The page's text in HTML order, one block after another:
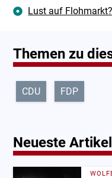
Lust auf
Themen zu
CDU FDP
Neueste Artikel